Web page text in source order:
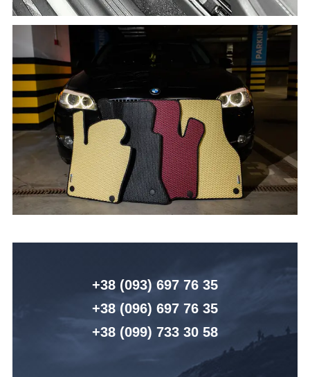
+38 (093) 697 76 35
+38 (096) 697 76 35
+38 (099) 733 30 58